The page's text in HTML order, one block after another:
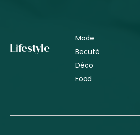
Lifestyle
Mode
Beauté
Déco
Food